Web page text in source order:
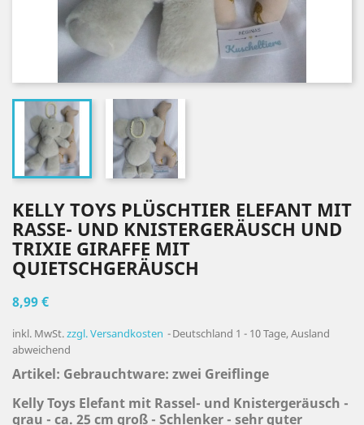
KELLY TOYS PLÜSCHTIER ELEFANT MIT
RASSE- UND KNISTERGERÄUSCH UND
TRIXIE GIRAFFE MIT
QUIETSCHGERÄUSCH
8,99 €
inkl. MwSt.zzgl. Versandkosten
Deutschland 1 - 10 Tage, Ausland
abweichend
Artikel: Gebrauchtware: zwei Greiflinge
Kelly Toys Elefant mit Rassel- und Knistergeräusch -
grau - ca. 25 cm groß - Schlenker - sehr guter